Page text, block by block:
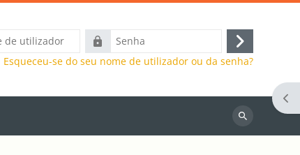
Senha
Entrar
Esqueceu-se do seu nome de utilizador ou da senha?
Pesquisar